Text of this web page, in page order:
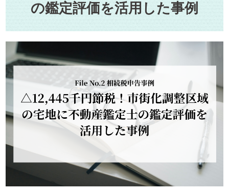
の鑑定評価を活用した事例